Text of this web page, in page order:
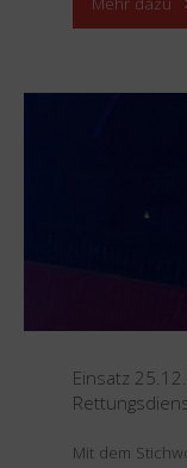
–
Einsatz
Mit dem